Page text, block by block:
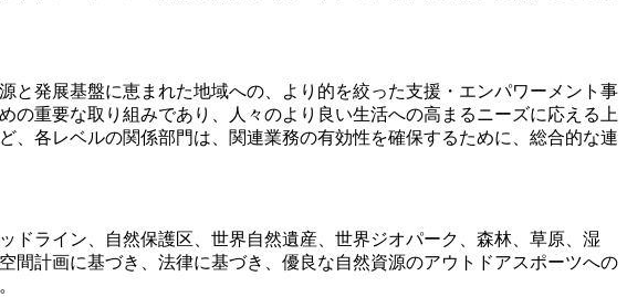
と発展基盤に恵まれた地域への、より的を絞った支援・エンパワーメント事
重要な取り組みであり、人々のより良い生活への高まるニーズに応える上
各レベルの関係部門は、関連業務の有効性を確保するために、総合的な連
ライン、自然保護区、世界自然遺産、世界ジオパーク、森林、草原、湿
計画に基づき、法律に基づき、優良な自然資源のアウトドアスポーツへの